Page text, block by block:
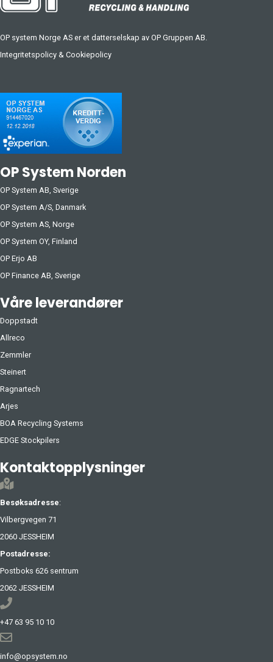
OP system Norge AS er et datterselskap av OP Gruppen AB.
Integritetspolicy & Cookiepolicy
OP System Norden
OP System AB, Sverige
OP System A/S, Danmark
OP System AS, Norge
OP System OY, Finland
OP Erjo AB
OP Finance AB, Sverige
Våre leverandører
Doppstadt
Allreco
Zemmler
Steinert
Ragnartech
Arjes
BOA Recycling Systems
EDGE Stockpilers
Kontaktopplysninger
Besøksadresse:
Vilbergvegen 71
2060 JESSHEIM
Postadresse:
Postboks 626 sentrum
2062 JESSHEIM
+47 63 95 10 10
info@opsystem.no